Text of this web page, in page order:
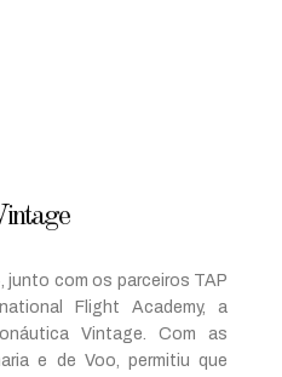
junto com os parceiros TAP
Flight Academy, a
Vintage. Com as
e de Voo, permitiu que